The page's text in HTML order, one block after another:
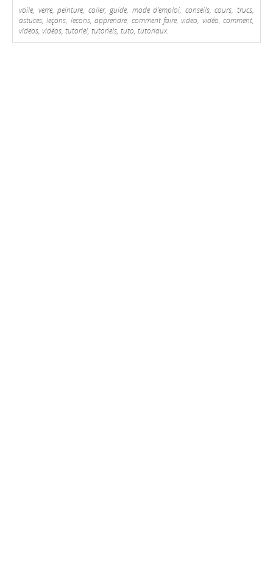
voile, verre, peinture, coller, guide, mode d'emploi, conseils, cours, trucs,
astuces, leçons, lecons, apprendre, comment faire, video, vidéo, comment,
videos, vidéos, tutoriel, tutoriels, tuto, tutoriaux.